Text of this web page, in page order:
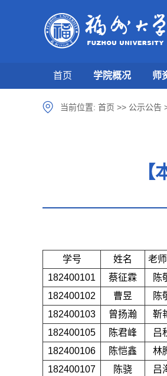
首页 学院概况 师
当前位置: 首页 >> 公示公告
学号 姓名 老
182400101
蔡征霖
陈
182400102
曹昱
陈
182400103
曾扬瀚
靳
182400105
陈君峰
吕
182400106
陈恺鑫
林
182400107
陈骁
吕